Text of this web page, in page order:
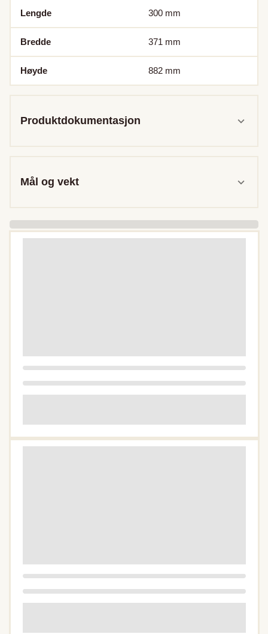
Lengde 300 mm
Bredde 371 mm
Høyde 882 mm
Produktdokumentasjon
Mål og vekt